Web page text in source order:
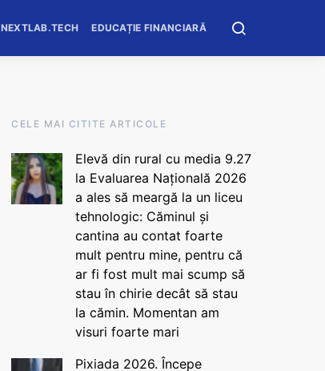
NEXTLAB.TECH EDUCAȚIE FINANCIARĂ
CELE MAI CITITE ARTICOLE
Elevă din rural cu media 9.27
la Evaluarea Națională 2026
a ales să meargă la un liceu
tehnologic: Căminul și
cantina au contat foarte
mult pentru mine, pentru că
ar fi fost mult mai scump să
stau în chirie decât să stau
la cămin. Momentan am
visuri foarte mari
Pixiada 2026. Începe